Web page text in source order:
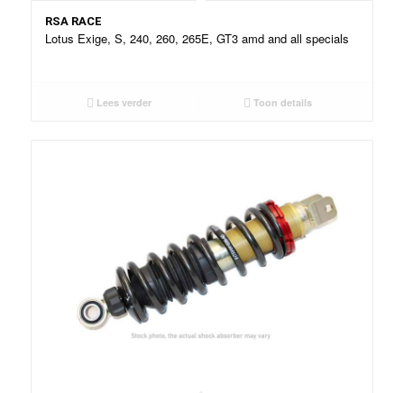
RSA RACE
Lotus Exige, S, 240, 260, 265E, GT3 amd and all specials
Lees verder Toon details